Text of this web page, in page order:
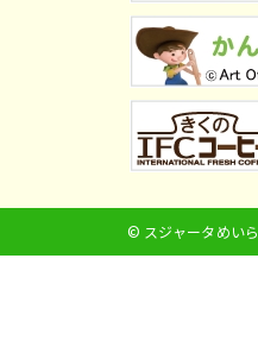
© スジャータめい